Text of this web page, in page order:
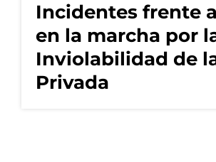
Incidentes frente
en la marcha por
Inviolabilidad de
Privada